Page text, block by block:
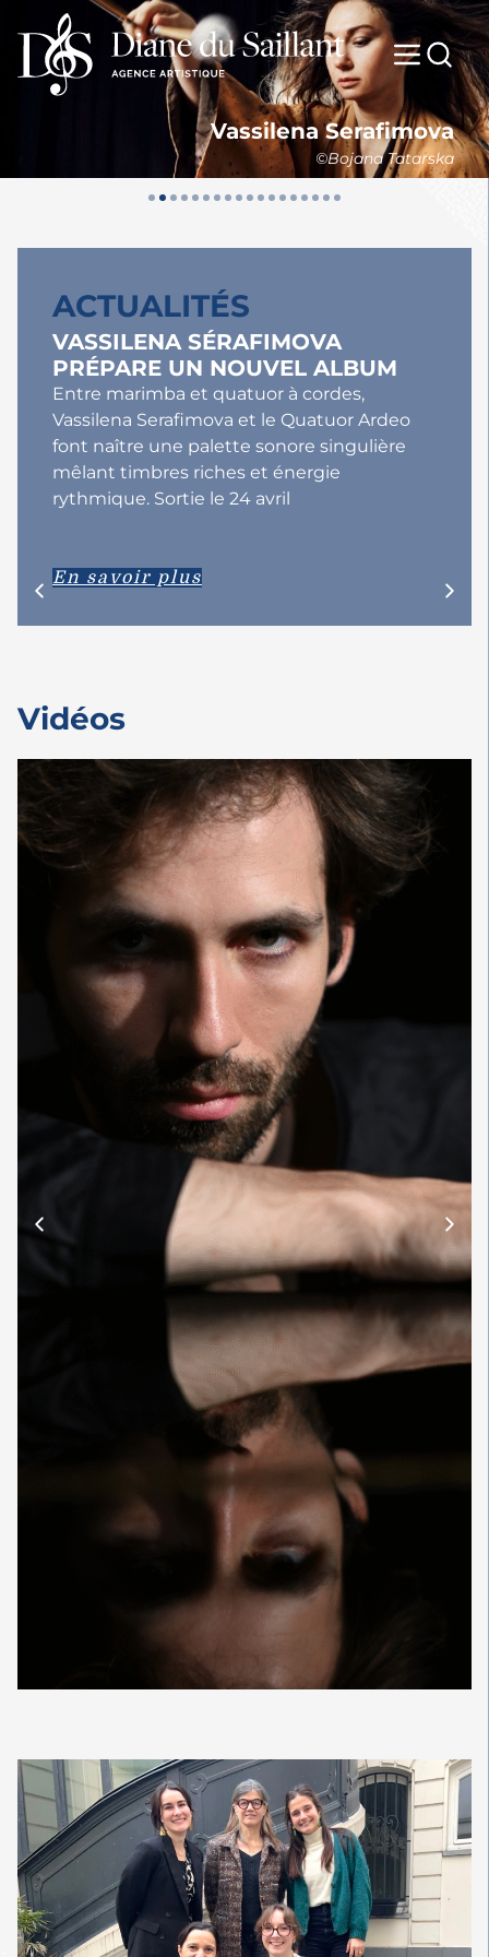
Vassilena Serafimova
©Bojana Tatarska
ACTUALITÉS
VASSILENA SÉRAFIMOVA
PRÉPARE UN NOUVEL ALBUM
Entre marimba et quatuor à cordes,
Vassilena Serafimova et le Quatuor Ardeo
font naître une palette sonore singulière
mêlant timbres riches et énergie
rythmique. Sortie le 24 avril
En savoir plus
Vidéos